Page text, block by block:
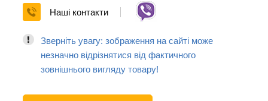
Наші контакти
Зверніть увагу: зображення на сайті може
незначно відрізнятися від фактичного
зовнішнього вигляду товару!